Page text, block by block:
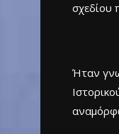
σχεδίου
Ήταν